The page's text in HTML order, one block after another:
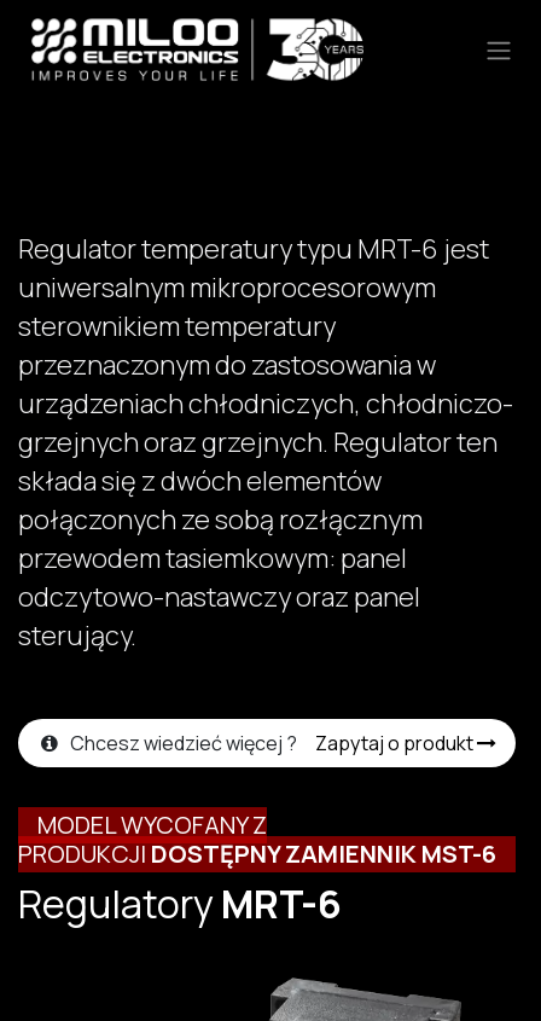
Skip to Content
Regulator temperatury typu MRT-6 jest
uniwersalnym mikroprocesorowym
sterownikiem temperatury
przeznaczonym do zastosowania w
urządzeniach chłodniczych, chłodniczo-
grzejnych oraz grzejnych. Regulator ten
składa się z dwóch elementów
połączonych ze sobą rozłącznym
przewodem tasiemkowym: panel
odczytowo-nastawczy oraz panel
sterujący.
Chcesz wiedzieć więcej ? Zapytaj o produkt
MODEL WYCOFANY Z
PRODUKCJIDOSTĘPNYZAMIENNIKMST-6
RegulatoryMRT-6